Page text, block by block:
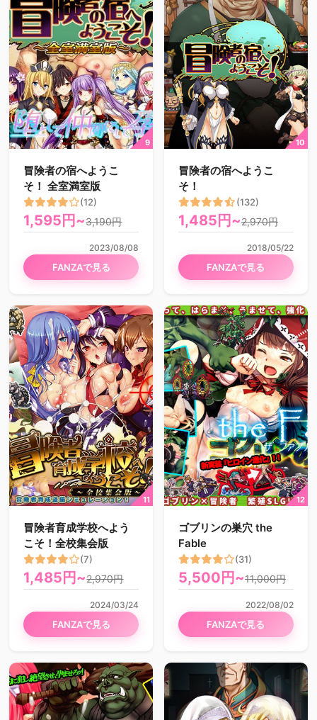
冒険者の宿へようこ
そ！ 全室満室版
(12)
1,595円~3,190円
FANZAで見る
2023/08/08
冒険者の宿へようこ
そ！
(132)
1,485円~2,970円
FANZAで見る
2018/05/22
冒険者育成学校へよう
こそ！全校集会版
(7)
1,485円~2,970円
FANZAで見る
2024/03/24
ゴブリンの巣穴 the
Fable
(31)
5,500円~11,000円
FANZAで見る
2022/08/02